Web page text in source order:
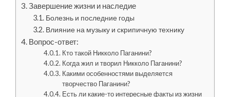
Завершение жизни и наследие
Болезнь и последние годы
Влияние на музыку и скрипичную технику
Вопрос-ответ:
Кто такой Никколо Паганини?
Когда жил и творил Никколо Паганини?
Какими особенностями выделяется
творчество Паганини?
Есть ли какие-то интересные факты из жизни